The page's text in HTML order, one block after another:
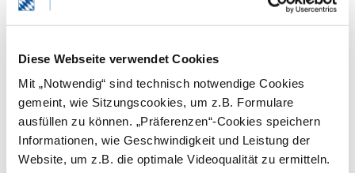
Diese Webseite verwendet Cookies
Mit „Notwendig“ sind technisch notwendige Cookies
gemeint, wie Sitzungscookies, um z.B. Formulare
ausfüllen zu können. „Präferenzen“-Cookies speichern
Informationen, wie Geschwindigkeit und Leistung der
Website, um z.B. die optimale Videoqualität zu ermitteln.
Konstanzaufnahme
auswerten: DVT
Prüfen Sie folgende Punkte
Ortsauflösung: wird meistens
automatisch ermittelt